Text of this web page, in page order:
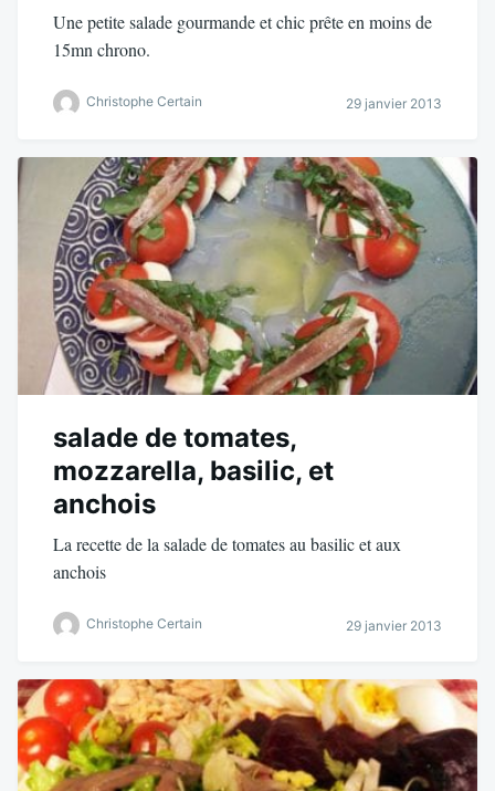
Une petite salade gourmande et chic prête en moins de
15mn chrono.
Christophe Certain 29 janvier 2013
salade de tomates,
mozzarella, basilic, et
anchois
La recette de la salade de tomates au basilic et aux
anchois
Christophe Certain 29 janvier 2013